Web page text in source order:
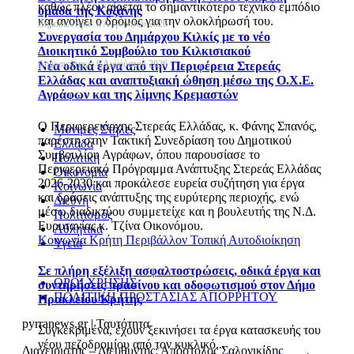
καθώς πλέον αίρεται το σημαντικότερο τεχνικό εμπόδιο
και ανοίγει ο δρόμος για την ολοκλήρωσή του.
Νέα οδικά έργα από την Περιφέρεια Στερεάς
Ελλάδας και αναπτυξιακή ώθηση μέσω της Ο.Χ.Ε.
Αγράφων και της λίμνης Κρεμαστών
Ο Περιφερειάρχης Στερεάς Ελλάδας, κ. Φάνης Σπανός,
παρέστη στην Τακτική Συνεδρίαση του Δημοτικού
Συμβουλίου Αγράφων, όπου παρουσίασε το
Περιφερειακό Πρόγραμμα Ανάπτυξης Στερεάς Ελλάδας
2026-2030 και προκάλεσε ευρεία συζήτηση για έργα
και δράσεις ανάπτυξης της ευρύτερης περιοχής, ενώ
μέσω διαδικτύου συμμετείχε και η βουλευτής της Ν.Δ.
Ευρυτανίας κ. Τζίνα Οικονόμου.
Κοινωνία Κρήτη Περιβάλλον Τοπική Αυτοδιοίκηση
Σε πλήρη εξέλιξη ασφαλτοστρώσεις, οδικά έργα και
συντηρήσεις πρασίνου και οδοφωτισμού στον Δήμο
Ηρακλείου Κρήτης
Συγκεκριμένα, έχουν ξεκινήσει τα έργα κατασκευής του
νέου πεζοδρομίου από τον κυκλικό...
ομάδα της Κοζάνης
Δημοσιεύτηκε: 6 Αυγούστου 2026
Συνεργασία του Δημάρχου Κιλκίς με το νέο
Διοικητικό Συμβούλιο του Κιλκισιακού
Δημοσιεύτηκε: 6 Αυγούστου 2026
Μόνιμες Στήλες
Ελλάδα
Πολιτική
Οικονομία
Κοινωνία
Διεθνή
Πολιτισμός
Αθλητικά
Υγεία
ΟΡΟΙ ΧΡΗΣΗΣ
ΠΟΛΙΤΙΚΗ ΠΡΟΣΤΑΣΙΑΣ ΑΠΟΡΡΗΤΟΥ
pyrranews.gr | Ταυτότητα
Διαχειριστής – Διευθυντής: Απόστολος Σαλονικίδης